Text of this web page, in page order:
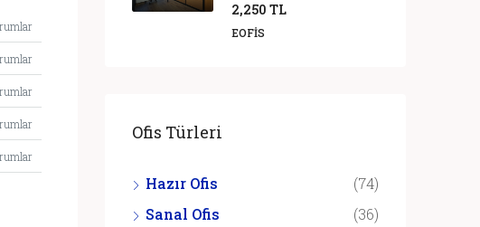
2,250 TL
EOFIS
Ofis Türleri
Hazır Ofis
(74)
Sanal Ofis
(36)